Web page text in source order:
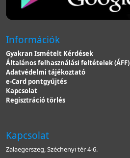
Információk
Gyakran Ismételt Kérdések
Általános felhasználási feltételek (ÁFF)
Adatvédelmi tájékoztató
e-Card pontgyűjtés
Kapcsolat
Regisztráció törlés
Kapcsolat
Zalaegerszeg, Széchenyi tér 4-6.